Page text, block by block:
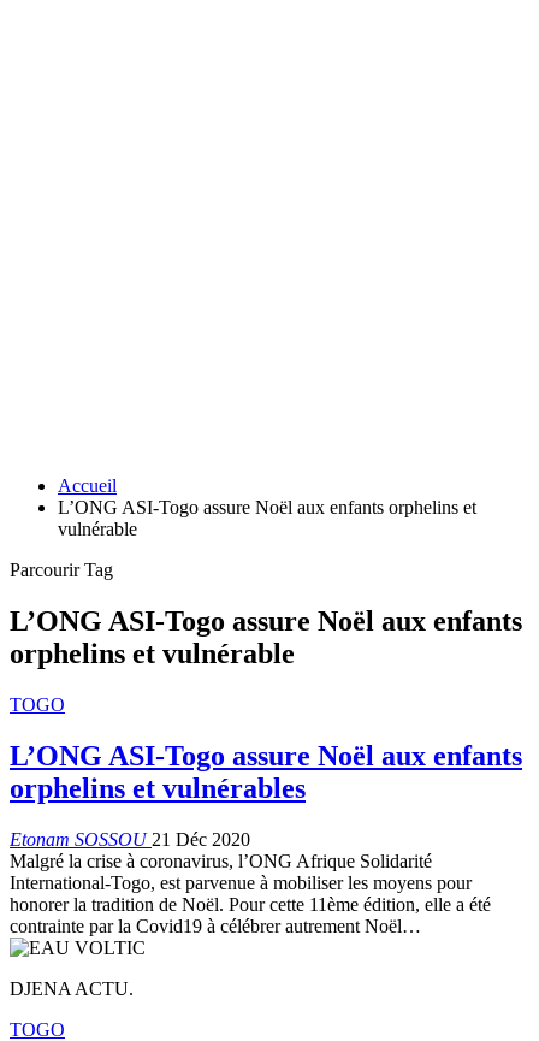
Accueil
L’ONG ASI-Togo assure Noël aux enfants orphelins et
vulnérable
Parcourir Tag
L’ONG ASI-Togo assure Noël aux enfants
orphelins et vulnérable
TOGO
L’ONG ASI-Togo assure Noël aux enfants
orphelins et vulnérables
Etonam SOSSOU 21 Déc 2020
Malgré la crise à coronavirus, l’ONG Afrique Solidarité
International-Togo, est parvenue à mobiliser les moyens pour
honorer la tradition de Noël. Pour cette 11ème édition, elle a été
contrainte par la Covid19 à célébrer autrement Noël…
DJENA ACTU.
TOGO